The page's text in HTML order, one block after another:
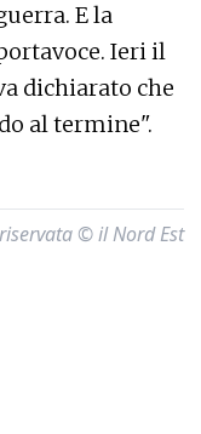
E la
Ieri il
dichiarato che
al termine".
© il Nord Est